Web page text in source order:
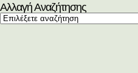
Αλλαγή Αναζήτησης